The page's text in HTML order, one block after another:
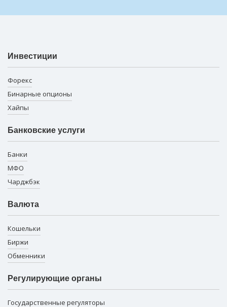
Инвестиции
Форекс
Бинарные опционы
Хайпы
Банковские услуги
Банки
МФО
Чарджбэк
Валюта
Кошельки
Биржи
Обменники
Регулирующие органы
Государственные регуляторы